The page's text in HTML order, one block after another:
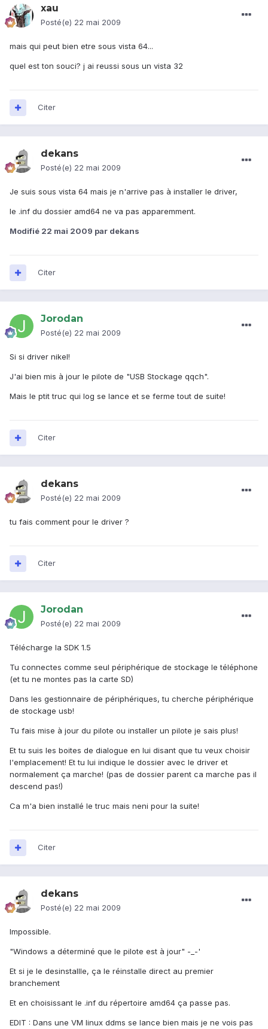
xau
Posté(e) 22 mai 2009
mais qui peut bien etre sous vista 64...
quel est ton souci? j ai reussi sous un vista 32
Citer
dekans
Posté(e) 22 mai 2009
Je suis sous vista 64 mais je n'arrive pas à installer le driver,
le .inf du dossier amd64 ne va pas apparemment.
Modifié 22 mai 2009 par dekans
Citer
Jorodan
Posté(e) 22 mai 2009
Si si driver nikel!
J'ai bien mis à jour le pilote de "USB Stockage qqch".
Mais le ptit truc qui log se lance et se ferme tout de suite!
Citer
dekans
Posté(e) 22 mai 2009
tu fais comment pour le driver ?
Citer
Jorodan
Posté(e) 22 mai 2009
Télécharge la SDK 1.5
Tu connectes comme seul périphérique de stockage le téléphone
(et tu ne montes pas la carte SD)
Dans les gestionnaire de périphériques, tu cherche périphérique
de stockage usb!
Tu fais mise à jour du pilote ou installer un pilote je sais plus!
Et tu suis les boites de dialogue en lui disant que tu veux choisir
l'emplacement! Et tu lui indique le dossier avec le driver et
normalement ça marche! (pas de dossier parent ca marche pas il
descend pas!)
Ca m'a bien installé le truc mais neni pour la suite!
Citer
dekans
Posté(e) 22 mai 2009
Impossible.
"Windows a déterminé que le pilote est à jour" -_-'
Et si je le desinstallle, ça le réinstalle direct au premier
branchement
Et en choisissant le .inf du répertoire amd64 ça passe pas.
EDIT : Dans une VM linux ddms se lance bien mais je ne vois pas